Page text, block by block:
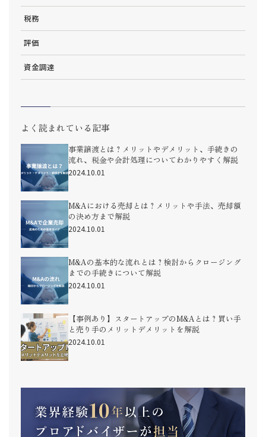
税務
評価
資金調達
よく読まれている記事
事業譲渡とは？メリットやデメリット、手続きの
流れ、税金や会計処理についてわかりやすく解説
2024.10.01
M&Aにおける売却とは？メリットや手法、売却額
の決め方まで解説
2024.10.01
M&Aの基本的な流れとは？検討からクロージング
までの手続きについて解説
2024.10.01
【事例あり】スタートアップのM&Aとは？買い手
と売り手のメリットデメリットを解説
2024.10.01